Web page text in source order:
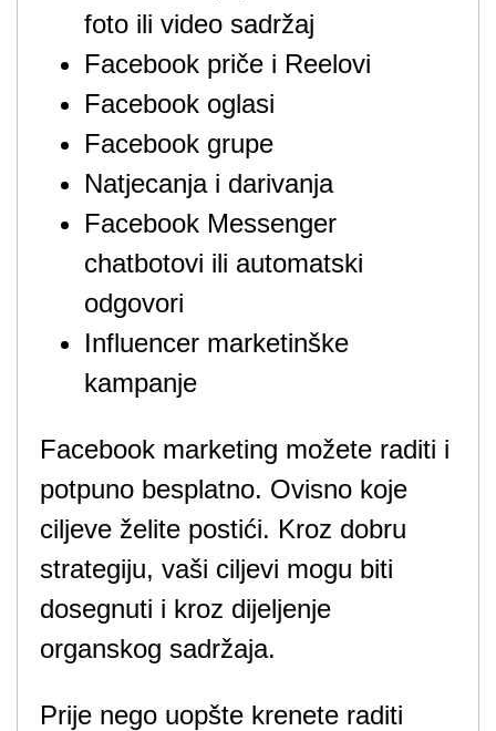
foto ili video sadržaj
Facebook priče i Reelovi
Facebook oglasi
Facebook grupe
Natjecanja i darivanja
Facebook Messenger
chatbotovi ili automatski
odgovori
Influencer marketinške
kampanje
Facebook marketing možete raditi i
potpuno besplatno. Ovisno koje
ciljeve želite postići. Kroz dobru
strategiju, vaši ciljevi mogu biti
dosegnuti i kroz dijeljenje
organskog sadržaja.
Prije nego uopšte krenete raditi